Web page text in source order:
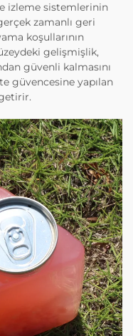
izleme sistemlerinin
zamanlı geri
koşullarının
gelişmişlik,
güvenli kalmasını
güvencesine yapılan